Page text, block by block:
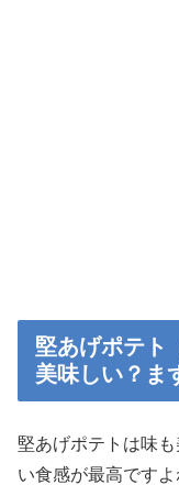
堅あげポテト
美味しい？ま
堅あげポテトは味
い食感が最高ですよ